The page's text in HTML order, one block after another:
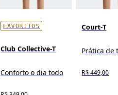
FAVORITOS
Club Collective-T
Conforto o dia todo
Court-T
Prática de
R$ 449,00